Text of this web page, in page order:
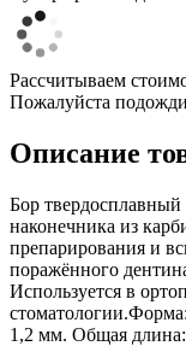
Рассчитываем
Пожалуйста
Описание
Бор твердосплавный
наконечника из
препарирования и
поражённого
Используется в
1,2 мм. Общая